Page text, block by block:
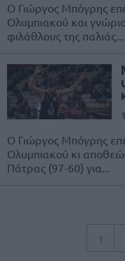
Ο Γιώργος Μπόγρης
Ολυμπιακού και
φιλάθλους της παλιάς...
Ο Γιώργος Μπόγρης
Ολυμπιακού κι
Πάτρας (97-60) για...
1